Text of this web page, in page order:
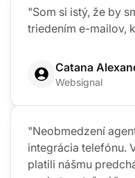
"Som si istý, že by
triedením e-mailov,
Catana
Websignal
"Neobmedzení
integrácia telefónu.
platili nášmu